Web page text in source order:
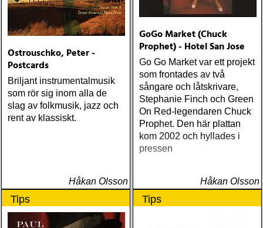
Ostrouschko, Peter -
Postcards
Briljant instrumentalmusik
som rör sig inom alla de
slag av folkmusik, jazz och
rent av klassiskt.
Håkan Olsson
GoGo Market (Chuck
Prophet) - Hotel San Jose
Go Go Market var ett projekt
som frontades av två
sångare och låtskrivare,
Stephanie Finch och Green
On Red-legendaren Chuck
Prophet. Den här plattan
kom 2002 och hyllades i
pressen
Håkan Olsson
Tips Tips